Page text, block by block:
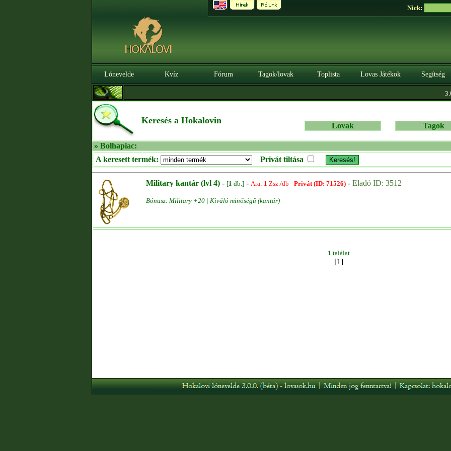
Nick:
Lónevelde Kvíz Fórum Tagok/lovak Toplista Lovas Játékok Segítség
Keresés a Hokalovin
Lovak Tagok
» Bolhapiac:
A keresett termék:
Privát tiltása
Military kantár (lvl 4) - [1 db.] - Ára: 1 Zsz./db - Privát (ID: 71526) - Eladó ID: 3512
Bónusz: Military +20 | Kiváló minőségű (kantár)
1 találat
[1]